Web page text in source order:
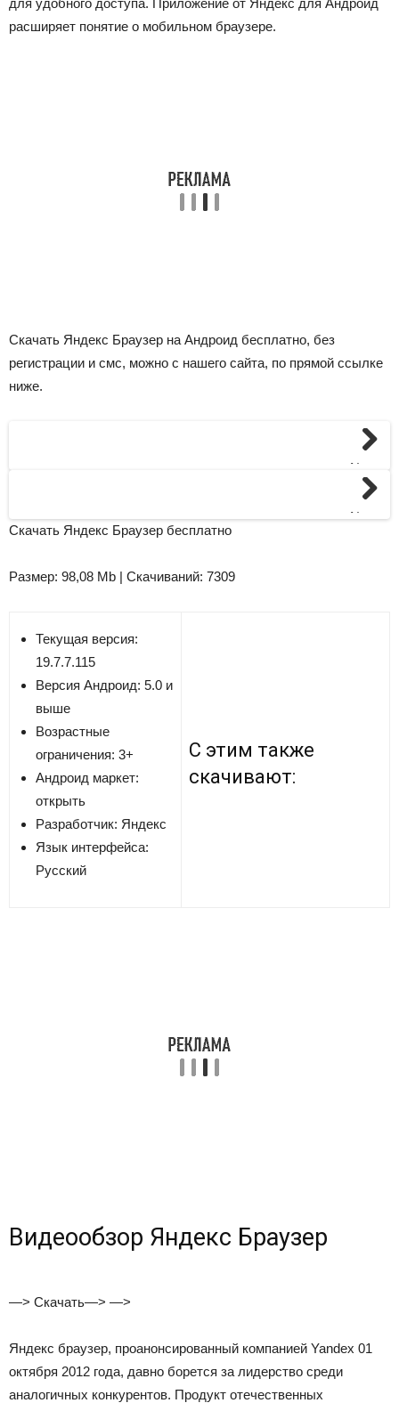
для удобного доступа. Приложение от Яндекс для Андроид
расширяет понятие о мобильном браузере.
Скачать Яндекс Браузер на Андроид бесплатно, без
регистрации и смс, можно с нашего сайта, по прямой ссылке
ниже.
Next
Next
Скачать Яндекс Браузер бесплатно
Размер: 98,08 Mb | Скачиваний: 7309
Текущая версия:
19.7.7.115
Версия Андроид: 5.0 и
выше
Возрастные
ограничения: 3+
Андроид маркет:
открыть
Разработчик: Яндекс
Язык интерфейса:
Русский
С этим также
скачивают:
Видеообзор Яндекс Браузер
—> Скачать—> —>
Яндекс браузер, проанонсированный компанией Yandex 01
октября 2012 года, давно борется за лидерство среди
аналогичных конкурентов. Продукт отечественных